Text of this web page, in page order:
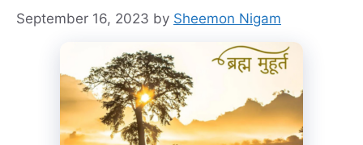
September 16, 2023 by Sheemon Nigam